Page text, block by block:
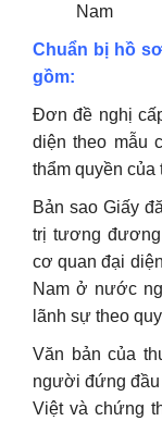
Nam
Chuẩn bị hồ
gồm:
Đơn đề nghị
diện theo mẫu
thẩm quyền
Bản sao Giấy
trị tương
cơ quan đại
Nam ở nước
lãnh sự theo
Văn bản của
người đứng đầu
Việt và chứng